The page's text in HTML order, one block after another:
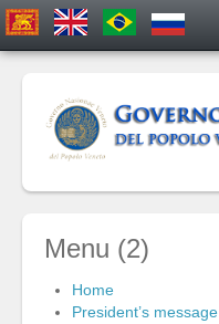
Menu (2)
Home
President’s message